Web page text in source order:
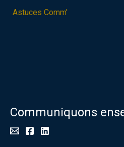
Astuces Comm'
Communiquons